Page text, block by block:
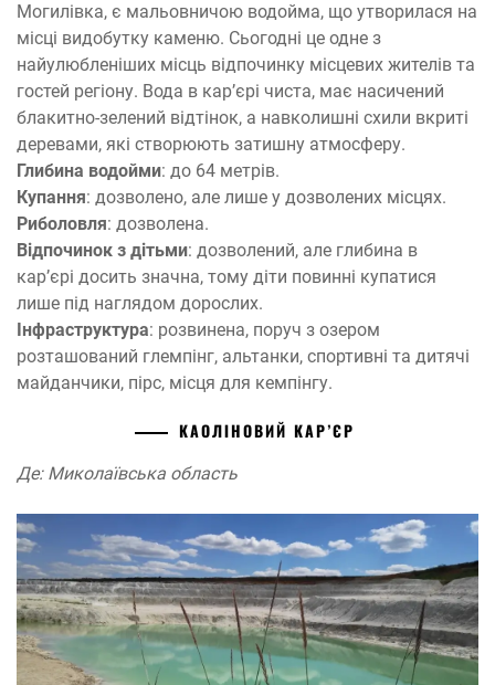
Могилівка, є мальовничою водойма, що утворилася на
місці видобутку каменю. Сьогодні це одне з
найулюбленіших місць відпочинку місцевих жителів та
гостей регіону. Вода в кар’єрі чиста, має насичений
блакитно-зелений відтінок, а навколишні схили вкриті
деревами, які створюють затишну атмосферу.
Глибина водойми: до 64 метрів.
Купання: дозволено, але лише у дозволених місцях.
Риболовля: дозволена.
Відпочинок з дітьми: дозволений, але глибина в
кар’єрі досить значна, тому діти повинні купатися
лише під наглядом дорослих.
Інфраструктура: розвинена, поруч з озером
розташований глемпінг, альтанки, спортивні та дитячі
майданчики, пірс, місця для кемпінгу.
КАОЛІНОВИЙ КАР’ЄР
Де: Миколаївська область